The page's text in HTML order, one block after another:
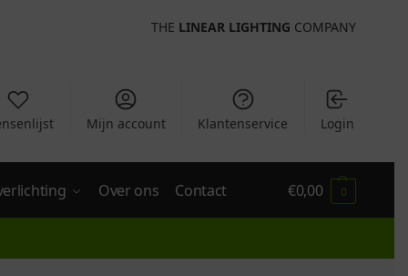
THE LINEAR LIGHTING COMPANY
Mijn account Klantenservice Login
Over ons Contact €0,00 0